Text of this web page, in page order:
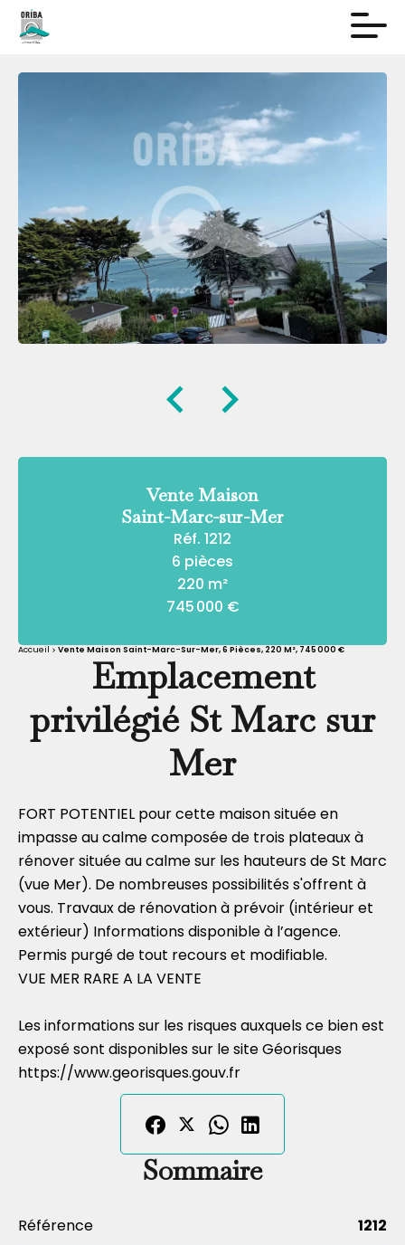
Vente Maison
Saint-Marc-sur-Mer
Réf. 1212
6 pièces
220 m²
745 000 €
Accueil Vente Maison Saint-Marc-Sur-Mer, 6 Pièces, 220 M², 745 000 €
Emplacement
privilégié St Marc sur
Mer
FORT POTENTIEL pour cette maison située en
impasse au calme composée de trois plateaux à
rénover située au calme sur les hauteurs de St Marc
(vue Mer). De nombreuses possibilités s'offrent à
vous. Travaux de rénovation à prévoir (intérieur et
extérieur) Informations disponible à l’agence.
Permis purgé de tout recours et modifiable.
VUE MER RARE A LA VENTE
Les informations sur les risques auxquels ce bien est
exposé sont disponibles sur le site Géorisques
https://www.georisques.gouv.fr
Sommaire
Référence 1212